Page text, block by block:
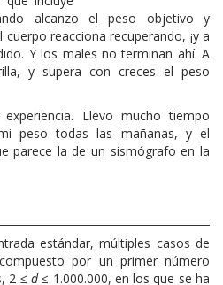
alcanzo el peso objetivo y
reacciona recuperando, ¡y a
Y los males no terminan ahí. A
y supera con creces el peso
Llevo mucho tiempo
peso todas las mañanas, y el
parece la de un sismógrafo en la
estándar, múltiples casos de
por un primer número
2 ≤ d≤ 1.000.000, en los que se ha